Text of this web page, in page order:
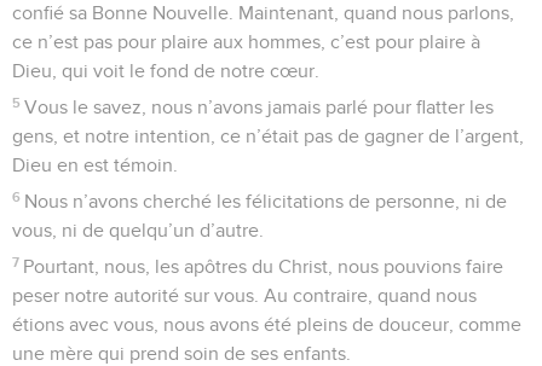
confié sa Bonne Nouvelle. Maintenant, quand nous parlons,
ce n’est pas pour plaire aux hommes, c’est pour plaire à
Dieu, qui voit le fond de notre cœur.
5 Vous le savez, nous n’avons jamais parlé pour flatter les
gens, et notre intention, ce n’était pas de gagner de l’argent,
Dieu en est témoin.
6 Nous n’avons cherché les félicitations de personne, ni de
vous, ni de quelqu’un d’autre.
7 Pourtant, nous, les apôtres du Christ, nous pouvions faire
peser notre autorité sur vous. Au contraire, quand nous
étions avec vous, nous avons été pleins de douceur, comme
une mère qui prend soin de ses enfants.